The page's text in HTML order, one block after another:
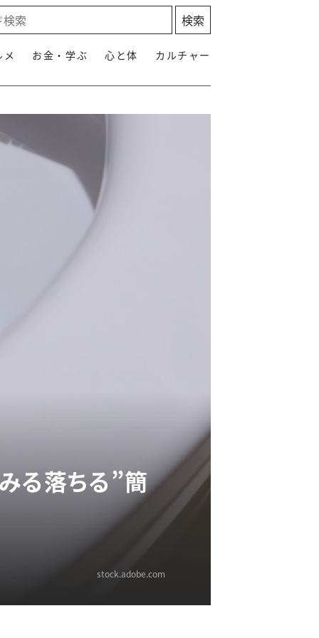
お金・学ぶ 心と体 カルチャー
る落ちる”簡
stock.adobe.com